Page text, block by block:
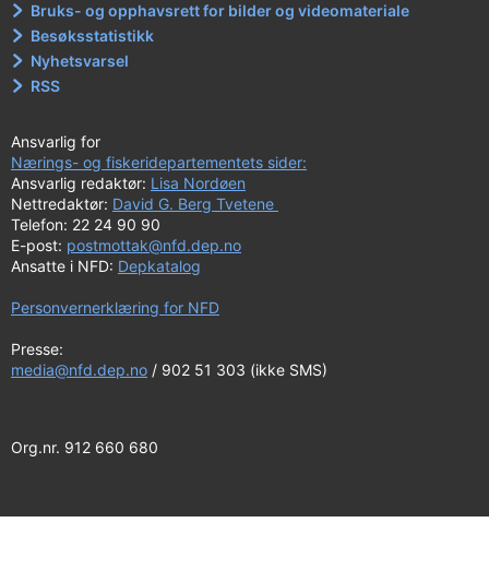
Bruks- og opphavsrett for bilder og videomateriale
Besøksstatistikk
Nyhetsvarsel
RSS
Ansvarlig for
Nærings- og fiskeridepartementets sider:
Ansvarlig redaktør: Lisa Nordøen
Nettredaktør: David G. Berg Tvetene
Telefon: 22 24 90 90
E-post: postmottak@nfd.dep.no
Ansatte i NFD: Depkatalog
Personvernerklæring for NFD
Presse:
media@nfd.dep.no / 902 51 303 (ikke SMS)
Org.nr. 912 660 680